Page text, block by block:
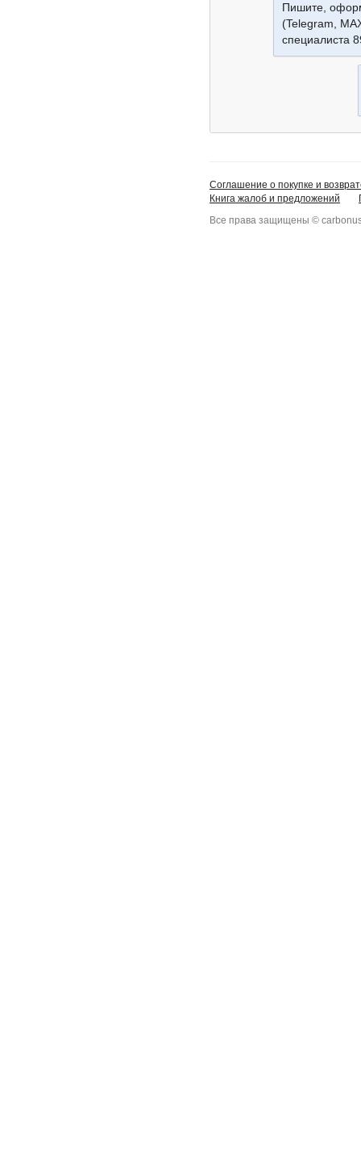
Пишите,
(Telegram,
специалиста
Соглашение о покупке и
Книга жалоб и предложений
Все права защищены ©